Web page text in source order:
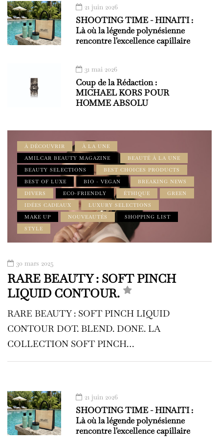
21 juin 2026
SHOOTING TIME - HINAITI :
Là où la légende polynésienne
rencontre l'excellence capillaire
31 mai 2026
Coup de la Rédaction :
MICHAEL KORS POUR
HOMME ABSOLU
À DÉCOUVRIR
À LA UNE
AMILCAR BEAUTY MAGAZINE
BEAUTÉ À LA UNE
BEAUTY SELECTIONS
BEST CHOICES PRODUCTS
BEST OF LUXE
BIO - VEGAN
BREAKING NEWS
DIVERS
ECO-FRIENDLY ÉTHIQUE
GREEN
IDÉES CADEAUX
LUXURY SELECTIONS
MAKE UP
NOUVEAUTÉS
SHOPPING LIST
STYLE
30 mars 2025
RARE BEAUTY : SOFT PINCH
LIQUID CONTOUR.
RARE BEAUTY : SOFT PINCH LIQUID
CONTOUR DOT. BLEND. DONE. LA
COLLECTION SOFT PINCH…
21 juin 2026
SHOOTING TIME - HINAITI :
Là où la légende polynésienne
rencontre l'excellence capillaire